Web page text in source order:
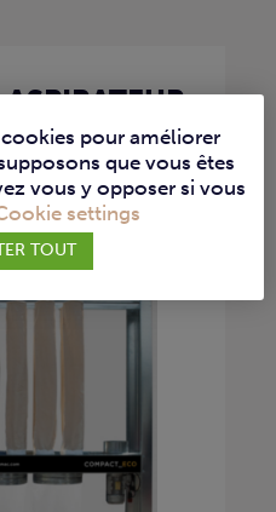
4XL
des filtres à
de...
pour améliorer
que vous êtes
vous y opposer si vous
settings
TOUT